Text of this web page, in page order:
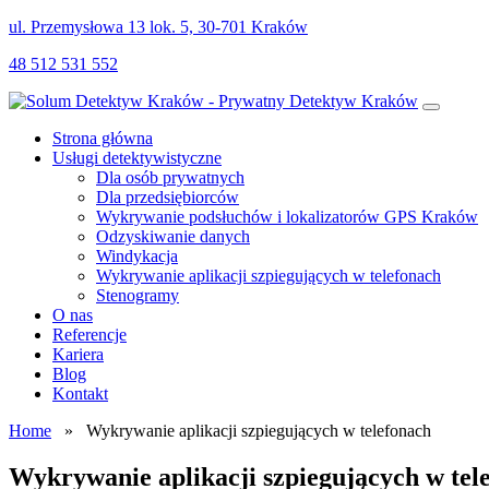
ul. Przemysłowa 13 lok. 5, 30-701 Kraków
48 512 531 552
Strona główna
Usługi detektywistyczne
Dla osób prywatnych
Dla przedsiębiorców
Wykrywanie podsłuchów i lokalizatorów GPS Kraków
Odzyskiwanie danych
Windykacja
Wykrywanie aplikacji szpiegujących w telefonach
Stenogramy
O nas
Referencje
Kariera
Blog
Kontakt
Home » Wykrywanie aplikacji szpiegujących w telefonach
Wykrywanie aplikacji szpiegujących w